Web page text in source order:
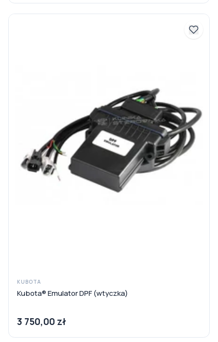
KUBOTA
Kubota® Emulator DPF (wtyczka)
3 750,00 zł